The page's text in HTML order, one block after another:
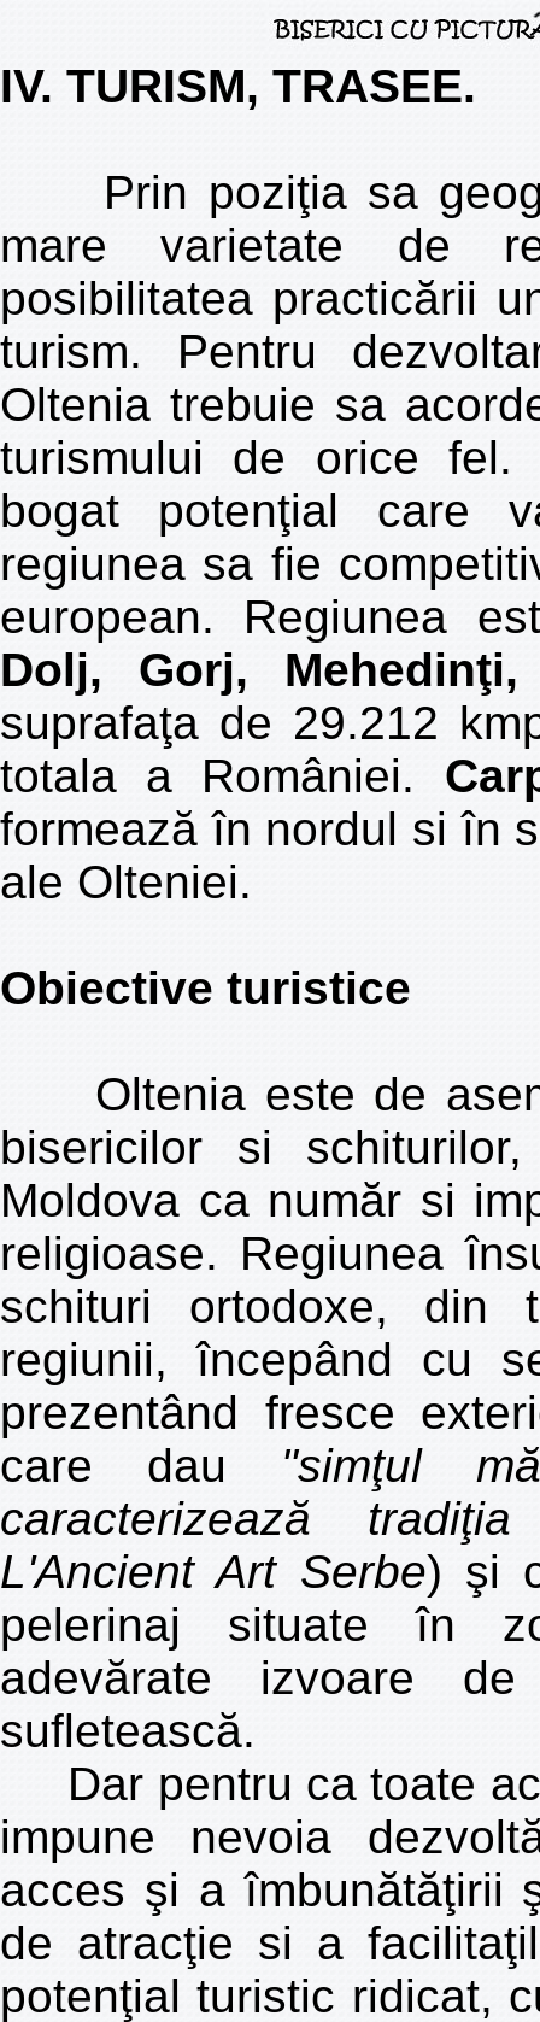
IV. TURISM, TRASEE.
Prin poziţia sa
mare varietate de
posibilitatea practicării
turism. Pentru
Oltenia trebuie sa
turismului de orice
bogat potenţial care
regiunea sa fie
european. Regiunea
Dolj, Gorj,
suprafaţa de 29.212
totala a României.
formează în nordul si în
ale Olteniei.
Obiective turistice
Oltenia este de
bisericilor si
Moldova ca număr si
religioase. Regiunea
schituri ortodoxe, din
regiunii, începând cu
prezentând fresce
care dau "simţul
caracterizează
L'Ancient Art Serbe) şi
pelerinaj situate în
adevărate izvoare
sufletească.
Dar pentru ca toate
impune nevoia
acces şi a îmbunătăţirii
de atracţie si a
potenţial turistic ridicat,